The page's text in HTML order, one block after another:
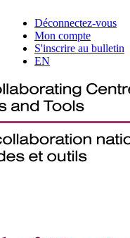
Déconnectez-vous
Mon compte
S'inscrire au bulletin
EN